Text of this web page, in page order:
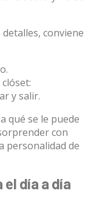
conviene
y salir.
qué se le puede
con
personalidad de
día a día